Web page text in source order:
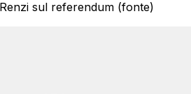
sul referendum (fonte)